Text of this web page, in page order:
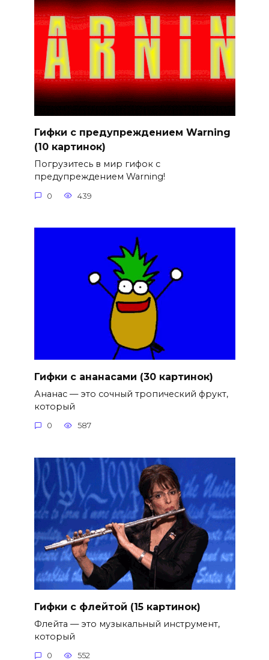
Гифки с предупреждением Warning
(10 картинок)
Погрузитесь в мир гифок с
предупреждением Warning!
0 439
Гифки с ананасами (30 картинок)
Ананас — это сочный тропический фрукт,
который
0 587
Гифки с флейтой (15 картинок)
Флейта — это музыкальный инструмент,
который
0 552